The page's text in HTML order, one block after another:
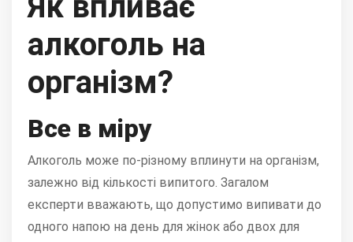
алкоголь на
організм?
Все в міру
Алкоголь може по-різному вплинути на організм,
залежно від кількості випитого. Загалом
експерти вважають, що допустимо випивати до
одного напою на день для жінок або двох для